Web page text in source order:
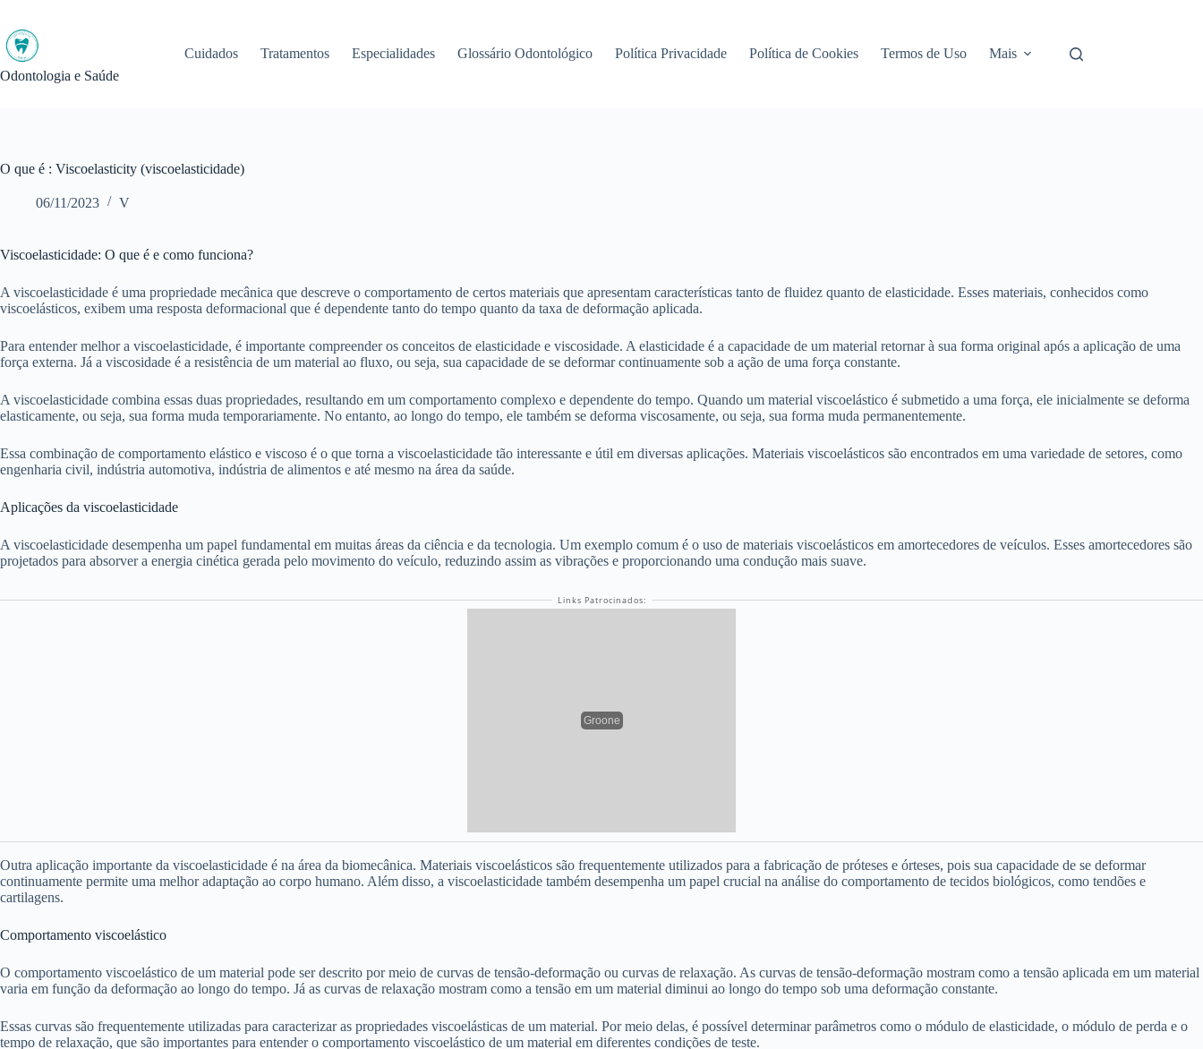
conteúdo
Odontologia e Saúde
Cuidados Tratamentos Especialidades Glossário Odontológico Política Privacidade Política de Cookies Termos de Uso Mais
O que é : Viscoelasticity (viscoelasticidade)
06/11/2023 V
Viscoelasticidade: O que é e como funciona?
A viscoelasticidade é uma propriedade mecânica que descreve o comportamento de certos materiais que apresentam características tanto de fluidez quanto de elasticidade. Esses materiais, conhecidos como
viscoelásticos, exibem uma resposta deformacional que é dependente tanto do tempo quanto da taxa de deformação aplicada.
Para entender melhor a viscoelasticidade, é importante compreender os conceitos de elasticidade e viscosidade. A elasticidade é a capacidade de um material retornar à sua forma original após a aplicação de uma
força externa. Já a viscosidade é a resistência de um material ao fluxo, ou seja, sua capacidade de se deformar continuamente sob a ação de uma força constante.
A viscoelasticidade combina essas duas propriedades, resultando em um comportamento complexo e dependente do tempo. Quando um material viscoelástico é submetido a uma força, ele inicialmente se deforma
elasticamente, ou seja, sua forma muda temporariamente. No entanto, ao longo do tempo, ele também se deforma viscosamente, ou seja, sua forma muda permanentemente.
Essa combinação de comportamento elástico e viscoso é o que torna a viscoelasticidade tão interessante e útil em diversas aplicações. Materiais viscoelásticos são encontrados em uma variedade de setores, como
engenharia civil, indústria automotiva, indústria de alimentos e até mesmo na área da saúde.
Aplicações da viscoelasticidade
A viscoelasticidade desempenha um papel fundamental em muitas áreas da ciência e da tecnologia. Um exemplo comum é o uso de materiais viscoelásticos em amortecedores de veículos. Esses amortecedores são
projetados para absorver a energia cinética gerada pelo movimento do veículo, reduzindo assim as vibrações e proporcionando uma condução mais suave.
Links Patrocinados:
Outra aplicação importante da viscoelasticidade é na área da biomecânica. Materiais viscoelásticos são frequentemente utilizados para a fabricação de próteses e órteses, pois sua capacidade de se deformar
continuamente permite uma melhor adaptação ao corpo humano. Além disso, a viscoelasticidade também desempenha um papel crucial na análise do comportamento de tecidos biológicos, como tendões e
cartilagens.
Comportamento viscoelástico
O comportamento viscoelástico de um material pode ser descrito por meio de curvas de tensão-deformação ou curvas de relaxação. As curvas de tensão-deformação mostram como a tensão aplicada em um material
varia em função da deformação ao longo do tempo. Já as curvas de relaxação mostram como a tensão em um material diminui ao longo do tempo sob uma deformação constante.
Essas curvas são frequentemente utilizadas para caracterizar as propriedades viscoelásticas de um material. Por meio delas, é possível determinar parâmetros como o módulo de elasticidade, o módulo de perda e o
tempo de relaxação, que são importantes para entender o comportamento viscoelástico de um material em diferentes condições de teste.